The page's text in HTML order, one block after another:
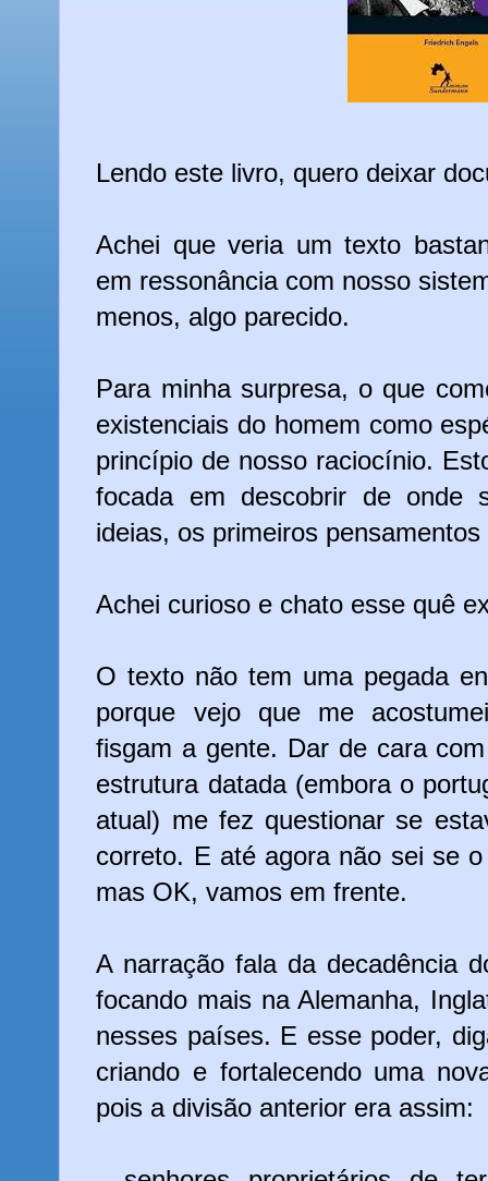
Lendo este livro, quero deixar
Achei que veria um texto
em ressonância com nosso
menos, algo parecido.
Para minha surpresa, o que
existenciais do homem como
princípio de nosso raciocínio.
focada em descobrir de onde
ideias, os primeiros
Achei curioso e chato esse quê
O texto não tem uma pegada
porque vejo que me
fisgam a gente. Dar de cara
estrutura datada (embora o
atual) me fez questionar se
correto. E até agora não sei se
mas OK, vamos em frente.
A narração fala da decadência
focando mais na Alemanha,
nesses países. E esse poder,
criando e fortalecendo uma
pois a divisão anterior era assim: